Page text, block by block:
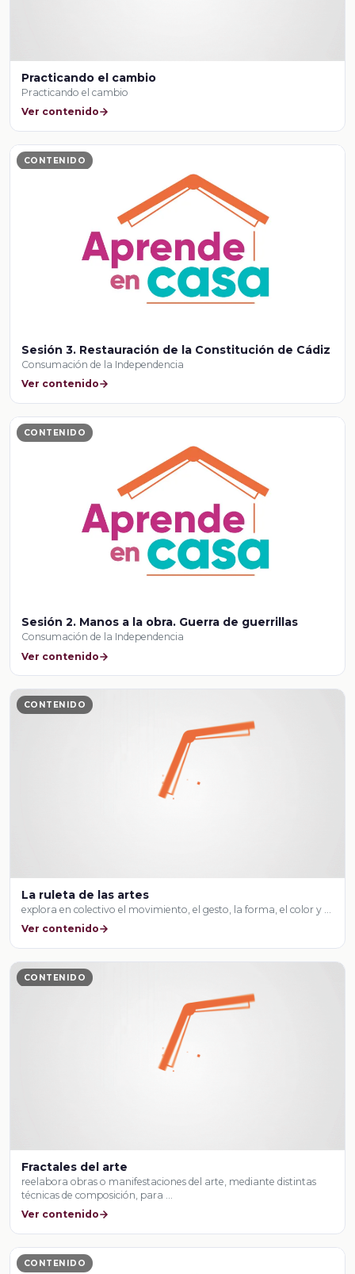
Practicando el cambio
Practicando el cambio
Ver contenido
CONTENIDO
Sesión 3. Restauración de la Constitución de Cádiz
Consumación de la Independencia
Ver contenido
CONTENIDO
Sesión 2. Manos a la obra. Guerra de guerrillas
Consumación de la Independencia
Ver contenido
CONTENIDO
La ruleta de las artes
explora en colectivo el movimiento, el gesto, la forma, el color y …
Ver contenido
CONTENIDO
Fractales del arte
reelabora obras o manifestaciones del arte, mediante distintas
técnicas de composición, para …
Ver contenido
CONTENIDO